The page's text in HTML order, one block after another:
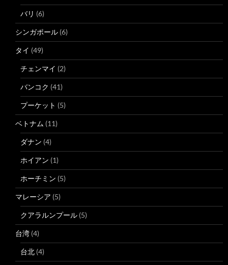
バリ (6)
シンガポール (6)
タイ (49)
チェンマイ (2)
バンコク (41)
プーケット (5)
ベトナム (11)
ダナン (4)
ホイアン (1)
ホーチミン (5)
マレーシア (5)
クアラルンプール (5)
台湾 (4)
台北 (4)